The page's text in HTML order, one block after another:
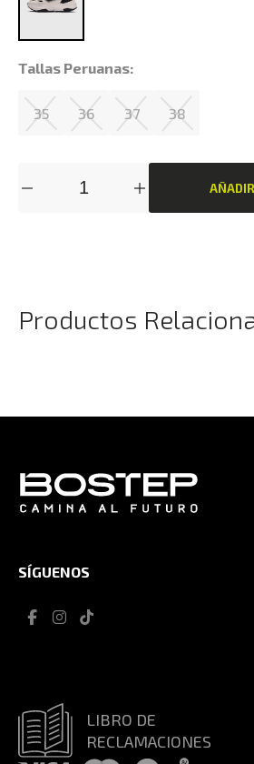
Tallas Peruanas:
35 36 37 38
Productos
SÍGUENOS
LIBRO DE
RECLAMACIONES